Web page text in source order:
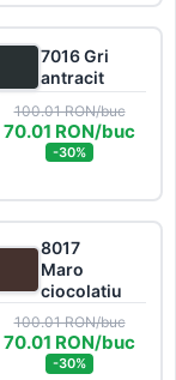
7016 Gri
antracit
100.01 RON/buc
70.01 RON/buc
-30%
8017
Maro
ciocolatiu
100.01 RON/buc
70.01 RON/buc
-30%